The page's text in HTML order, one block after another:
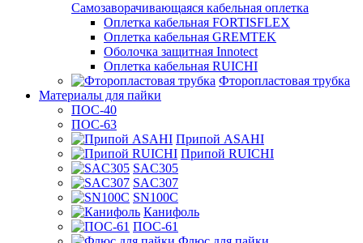
Самозаворачивающаяся кабельная оплетка
Оплетка кабельная FORTISFLEX
Оплетка кабельная GREMTEK
Оболочка защитная Innotect
Оплетка кабельная RUICHI
Фторопластовая трубка
Материалы для пайки
ПОС-40
ПОС-63
Припой ASAHI
Припой RUICHI
SAC305
SAC307
SN100C
Канифоль
ПОС-61